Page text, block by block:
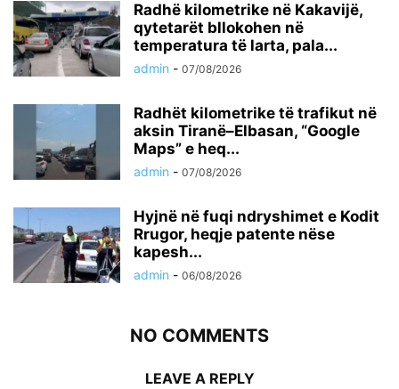
Radhë kilometrike në Kakavijë,
qytetarët bllokohen në
temperatura të larta, pala...
admin - 07/08/2026
Radhët kilometrike të trafikut në
aksin Tiranë–Elbasan, “Google
Maps” e heq...
admin - 07/08/2026
Hyjnë në fuqi ndryshimet e Kodit
Rrugor, heqje patente nëse
kapesh...
admin - 06/08/2026
NO COMMENTS
LEAVE A REPLY